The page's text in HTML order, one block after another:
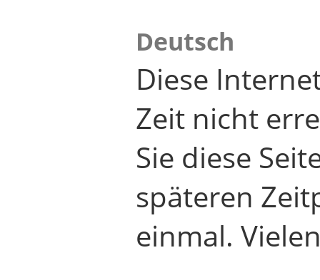
Deutsch
Diese
Zeit nicht
Sie diese
späteren
einmal.